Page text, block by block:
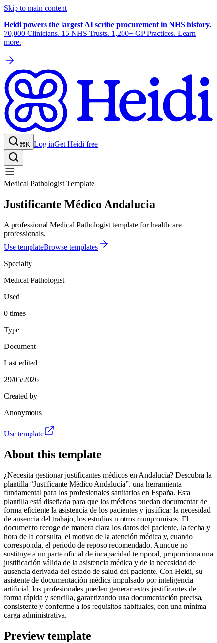
Skip to main content
Heidi powers the largest AI scribe procurement in NHS history.
70,000 Clinicians. 15 NHS Trusts. 1,200+ GP Practices. Learn
more.
⌘K Log inGet Heidi free
Medical Pathologist Template
Justificante Médico Andalucia
A professional Medical Pathologist template for healthcare
professionals.
Use templateBrowse templates
Specialty
Medical Pathologist
Used
0 times
Type
Document
Last edited
29/05/2026
Created by
Anonymous
Use template
About this template
¿Necesita gestionar justificantes médicos en Andalucía? Descubra la
plantilla “Justificante Médico Andalucía”, una herramienta
fundamental para los profesionales sanitarios en España. Esta
plantilla está diseñada para que los médicos puedan documentar de
forma eficiente la asistencia de los pacientes y justificar la necesidad
de ausencia del trabajo, los estudios u otros compromisos. El
documento recoge de manera clara los datos del paciente, la fecha y
hora de la consulta, el motivo de la atención médica y, cuando
corresponda, el periodo de reposo recomendado. Aunque no
sustituye a un parte oficial de incapacidad temporal, proporciona una
justificación válida de la asistencia médica y de la necesidad de
ausencia derivada del estado de salud del paciente. Con Heidi, su
asistente de documentación médica impulsado por inteligencia
artificial, los profesionales pueden generar estos justificantes de
forma rápida y sencilla, garantizando una documentación precisa,
consistente y conforme a los requisitos habituales, con una mínima
carga administrativa.
Preview template